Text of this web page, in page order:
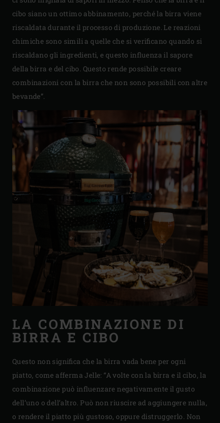
cibo siano un ottimo abbinamento, perché la birra viene
riscaldata durante il processo di produzione. Le reazioni
chimiche sono simili a quelle che si verificano quando si
riscaldano gli ingredienti, e questo influenza il sapore
della birra e del cibo. Questo rende possibile creare
combinazioni con la birra che non sono possibili con altre
bevande”.
LA COMBINAZIONE DI
BIRRA E CIBO
Questo non significa che la birra vada bene per ogni
piatto, come afferma Jelle: “A volte con la birra e il cibo, la
combinazione può influenzare negativamente il gusto
dell’uno o dell’altro. Può non riuscire ad aggiungere nulla,
o rendere il piatto più gustoso, oppure distruggerlo. Non